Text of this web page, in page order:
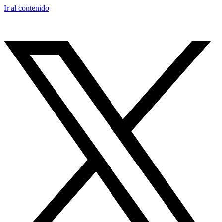
Ir al contenido